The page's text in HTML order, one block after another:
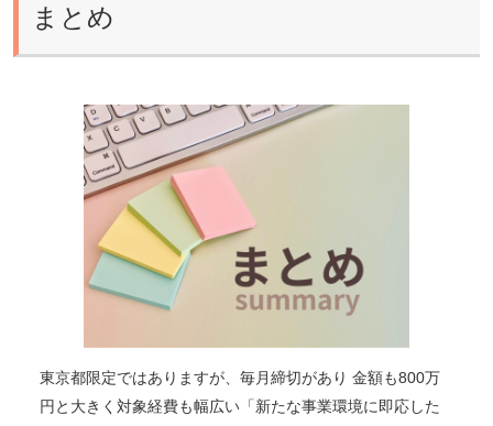
まとめ
東京都限定ではありますが、毎月締切があり 金額も800万
円と大きく対象経費も幅広い「新たな事業環境に即応した